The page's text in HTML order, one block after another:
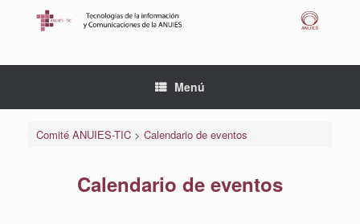
Menú
Comité ANUIES-TIC> Calendario de eventos
Calendario de eventos